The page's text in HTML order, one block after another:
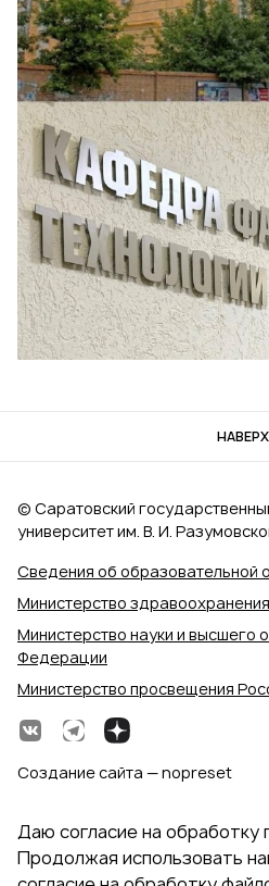
НАВЕРХ
Сведения об образовательной
Министерство
Министерство науки и высшего
Федерации
Министерство просвещения
© Саратовский
университет им. В. И.
Создание сайта — nopreset
Даю согласие на обработку
Продолжая использовать